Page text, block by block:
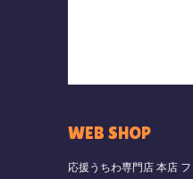
WEB SHOP
応援うちわ専門店 本店 フ